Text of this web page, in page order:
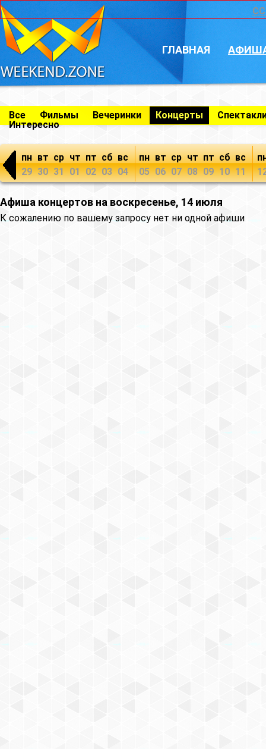
ГЛАВНАЯ
Все Фильмы Вечеринки Концерты
Интересно
пн
29
вт
30
ср
31
чт
01
пт
02
сб
03
вс
04
пн
05
вт
06
ср
07
чт
08
пт
09
сб
10
вс
11
Афиша концертов на воскресенье, 14 июля
К сожалению по вашему запросу нет ни одной афиши